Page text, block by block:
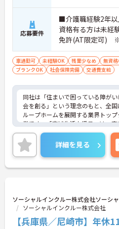
応募要件
■介護職経験2年
資格有る方は未
免許(AT限定可) ※
不問です。※初任
上の方、実務経験2
祉に関する経験を
車通勤可 未経験OK 残業少なめ 無資
ブランクOK
社会保険完備 交通費支給
同社は「住まいで困っている障が
会を創る」という理念のもと、全
ループホームを展開する業界トッ
業です。「広域生活支援員」は、
数施設を横断的に担当し、現場支
フのサポートを行うハイクラスなポ
最新設備とバリアフリーが完備さ
体的負担が少なく、広域手当5万円
とで高い給与水準を実現していま
効率化など、ワークライフバラン
年70歳まで長期的に活躍できる制度
います。複数施設を経験すること
メント視点は、将来的なエリアマネ
ャリアアップにも直結しており、
詳細を見る
ソーシャルインクルー株式会社ソーシ
ソーシャルインクルー株式会社
【兵庫県／尼崎市】年